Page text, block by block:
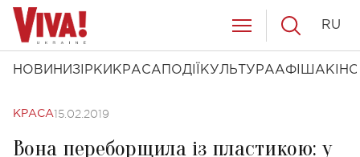
НОВИНИ ЗІРКИ КРАСА ПОДІЇ КУЛЬТУРААФІША КІНО
RU
КРАСА15.02.2019
Вона переборщила із пластикою: у